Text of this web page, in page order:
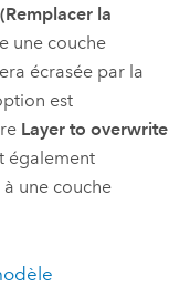
la
une couche
écrasée par la
est
Layer to overwrite
également
une couche